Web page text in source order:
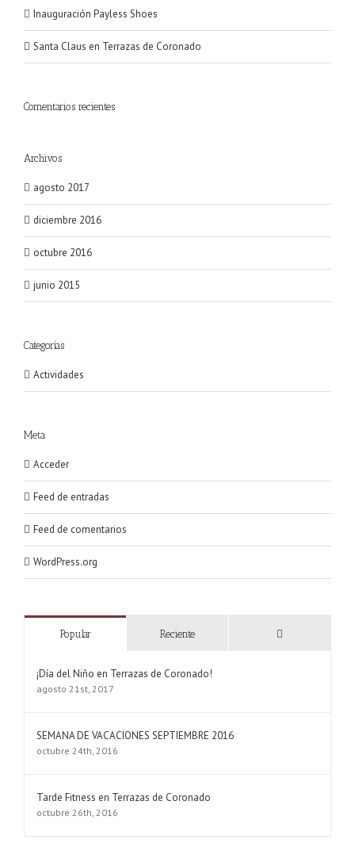
Inauguración Payless Shoes
Santa Claus en Terrazas de Coronado
Comentarios recientes
Archivos
agosto 2017
diciembre 2016
octubre 2016
junio 2015
Categorías
Actividades
Meta
Acceder
Feed de entradas
Feed de comentarios
WordPress.org
Popular Reciente
¡Día del Niño en Terrazas de Coronado!
agosto 21st, 2017
SEMANA DE VACACIONES SEPTIEMBRE 2016
octubre 24th, 2016
Tarde Fitness en Terrazas de Coronado
octubre 26th, 2016